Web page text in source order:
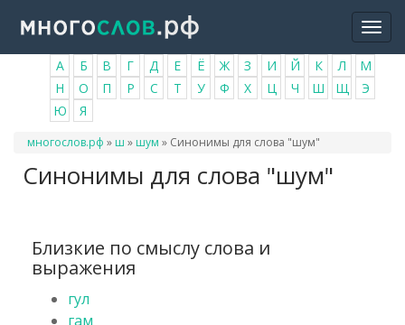
основному
содержанию
А Б В Г Д Е Ё Ж З И Й К Л
М
Н
О П Р С Т У Ф Х Ц Ч Ш Щ
Э
Ю
Я
Вы
многослов.рф » ш » шум » Синонимы для слова "шум"
Синонимы для слова "шум"
Близкие по смыслу слова и
выражения
гул
гам